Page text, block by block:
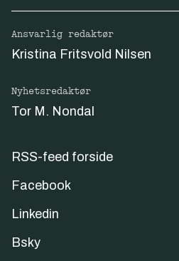
Ansvarlig redaktør
Kristina Fritsvold Nilsen
Nyhetsredaktør
Tor M. Nondal
RSS-feed forside
Facebook
Linkedin
Bsky